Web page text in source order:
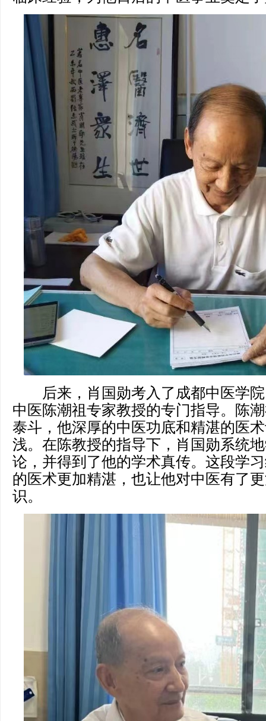
后来，肖国勋考入了成都中医学院
中医陈潮祖专家教授的专门指导。陈
泰斗，他深厚的中医功底和精湛的医
浅。在陈教授的指导下，肖国勋系统
论，并得到了他的学术真传。这段学
的医术更加精湛，也让他对中医有了
识。